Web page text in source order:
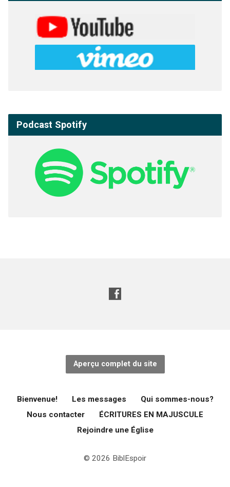
Podcast Spotify
Aperçu complet du site
Bienvenue! Les messages
Qui sommes-nous?
Nous contacter
ÉCRITURES EN MAJUSCULE
Rejoindre une Église
© 2026 BiblEspoir